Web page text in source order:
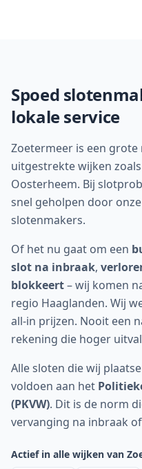
Spoed
lokale service
Zoetermeer is een
uitgestrekte wijken
Oosterheem. Bij
snel geholpen door
slotenmakers.
Of het nu gaat om een
slot na inbraak,
blokkeert– wij komen
regio Haaglanden. Wij
all-in prijzen. Nooit een
rekening die hoger
Alle sloten die wij
voldoen aan het
(PKVW). Dit is de norm
vervanging na inbraak
Actief in alle wijken van